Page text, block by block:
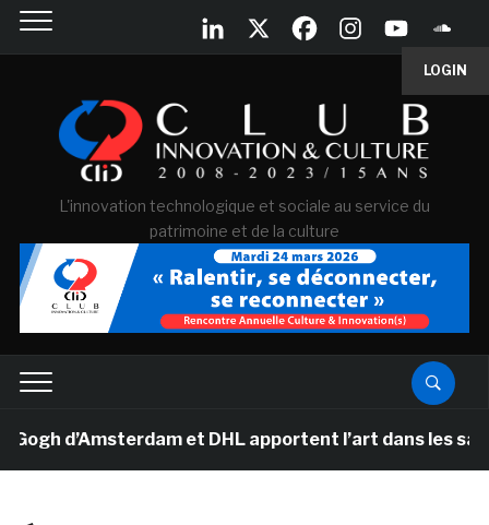
LOGIN
L'innovation technologique et sociale au service du
patrimoine et de la culture
d’Amsterdam et DHL apportent l’art dans les salles